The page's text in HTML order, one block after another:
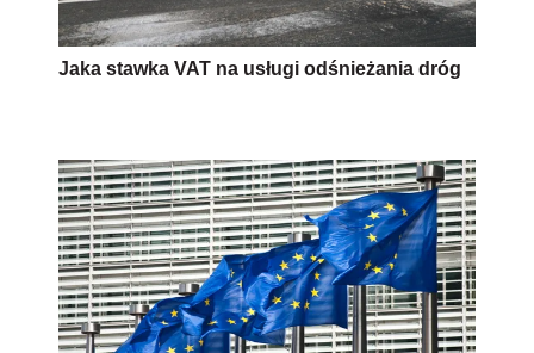
Jaka stawka VAT na usługi odśnieżania dróg